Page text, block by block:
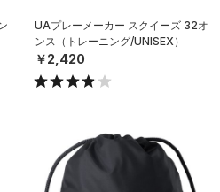
UAプレーメーカー スクイーズ 32オ
ンス（トレーニング/UNISEX）
￥2,420